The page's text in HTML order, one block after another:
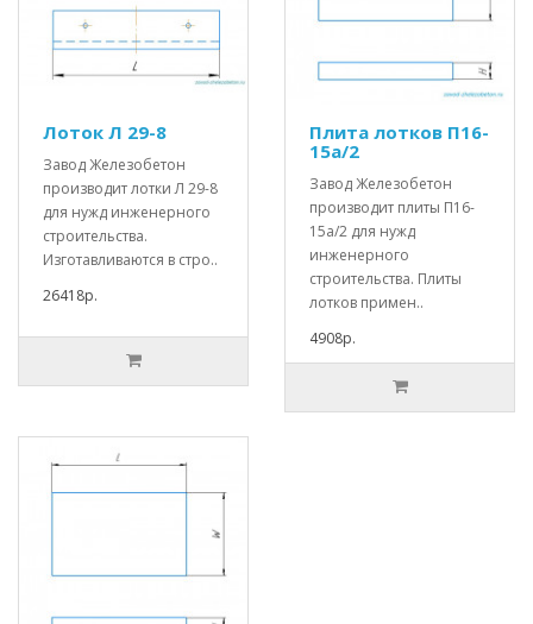
Лоток Л 29-8
Завод Железобетон
производит лотки Л 29-8
для нужд инженерного
строительства.
Изготавливаются в стро..
26418р.
Плита лотков П16-
15а/2
Завод Железобетон
производит плиты П16-
15а/2 для нужд
инженерного
строительства. Плиты
лотков примен..
4908р.